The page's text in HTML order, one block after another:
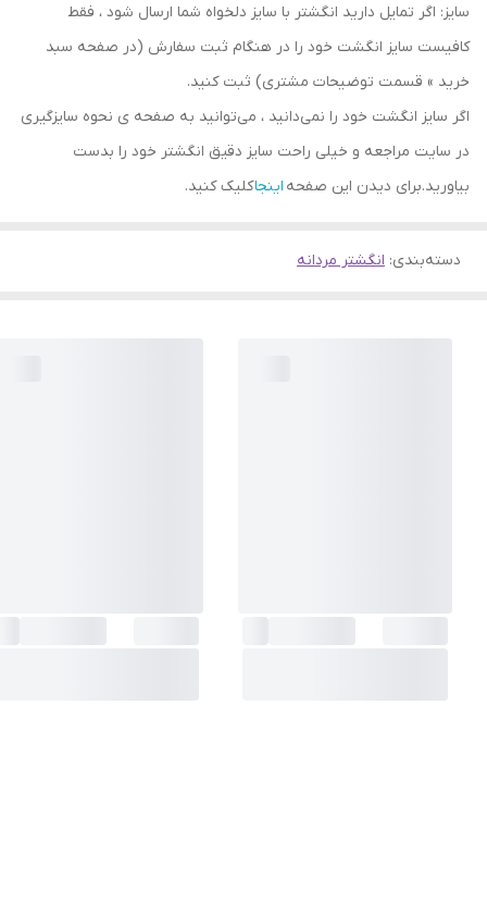
سایز: اگر تمایل دارید انگشتر با سایز دلخواه شما ارسال شود ، فقط
کافیست سایز انگشت خود را در هنگام ثبت سفارش (در صفحه سبد
خرید » قسمت توضیحات مشتری) ثبت کنید.
اگر سایز انگشت خود را نمی‌دانید ، می‌توانید به صفحه ی نحوه سایزگیری
در سایت مراجعه و خیلی راحت سایز دقیق انگشتر خود را بدست
بیاورید.برای دیدن این صفحه اینجاکلیک کنید.
دسته‌بندی: انگشتر مردانه